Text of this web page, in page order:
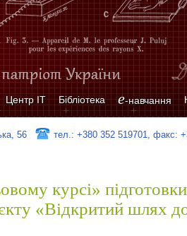
Центр ІТ Бібліотека e-навчання
56 тел.: +380 352 519701, факс:
курсі»
«Відкритий шлях